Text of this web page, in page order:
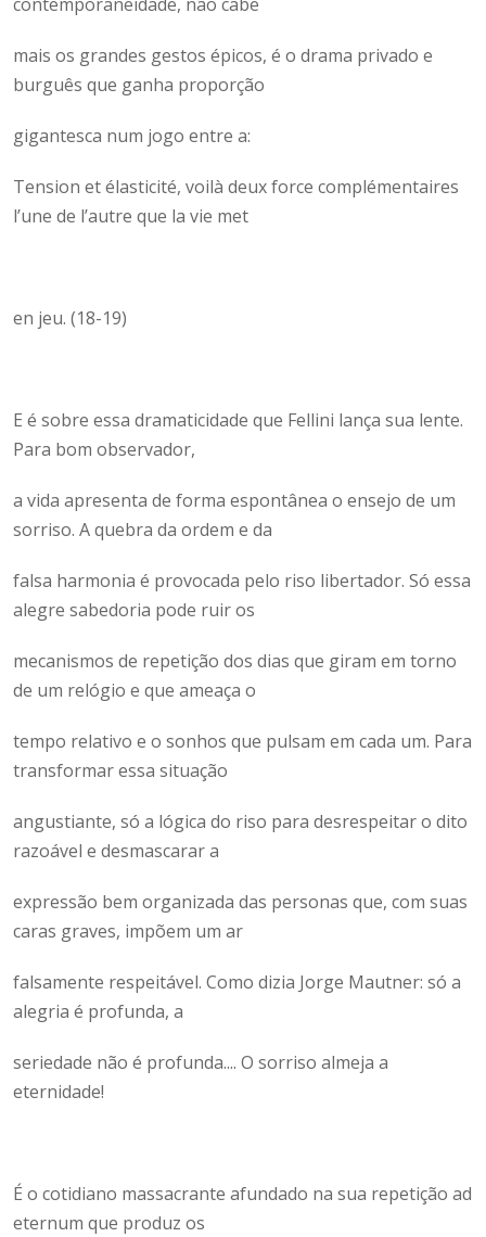
contemporaneidade, não cabe
mais os grandes gestos épicos, é o drama privado e
burguês que ganha proporção
gigantesca num jogo entre a:
Tension et élasticité, voilà deux force complémentaires
l’une de l’autre que la vie met
en jeu. (18-19)
E é sobre essa dramaticidade que Fellini lança sua lente.
Para bom observador,
a vida apresenta de forma espontânea o ensejo de um
sorriso. A quebra da ordem e da
falsa harmonia é provocada pelo riso libertador. Só essa
alegre sabedoria pode ruir os
mecanismos de repetição dos dias que giram em torno
de um relógio e que ameaça o
tempo relativo e o sonhos que pulsam em cada um. Para
transformar essa situação
angustiante, só a lógica do riso para desrespeitar o dito
razoável e desmascarar a
expressão bem organizada das personas que, com suas
caras graves, impõem um ar
falsamente respeitável. Como dizia Jorge Mautner: só a
alegria é profunda, a
seriedade não é profunda.... O sorriso almeja a
eternidade!
É o cotidiano massacrante afundado na sua repetição ad
eternum que produz os